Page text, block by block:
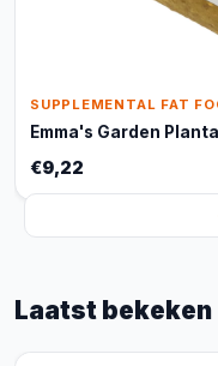
SUPPLEMENTAL FAT
Emma's Garden
€9,22
Laatst bekeken